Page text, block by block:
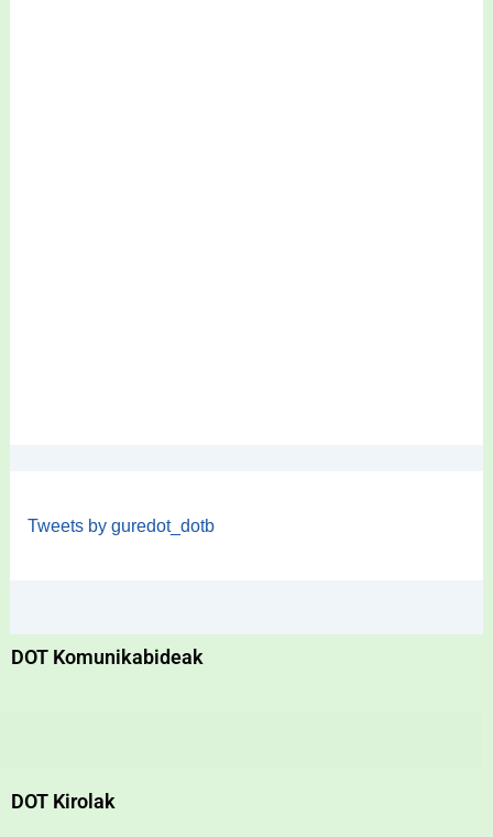
Tweets by guredot_dotb
DOT Komunikabideak
DOT Kirolak